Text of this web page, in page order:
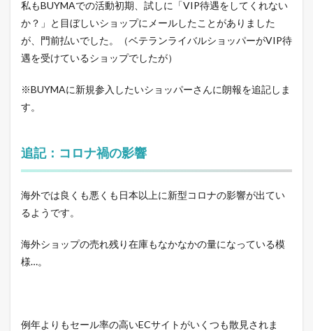
私もBUYMAでの活動初期、試しに「VIP待遇をしてくれない
か？」と目ぼしいショップにメールしたことがありました
が、門前払いでした。（ベテランライバルショッパーがVIP待
遇を受けているショップでしたが）
※BUYMAに新規参入したいショッパーさんに朗報を追記しま
す。
追記：コロナ禍の影響
海外では良くも悪くも日本以上に新型コロナの影響が出てい
るようです。
海外ショップの売れ残り在庫もなかなかの量になっている模
様…。
例年よりもセール率の高いECサイトがいくつも散見されま